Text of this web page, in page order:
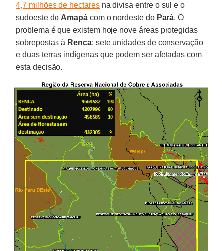
4,7 milhões de hectares na divisa entre o sul e o
sudoeste do Amapá com o nordeste do Pará. O
problema é que existem hoje nove áreas protegidas
sobrepostas à Renca: sete unidades de conservação
e duas terras indígenas que podem ser afetadas com
esta decisão.